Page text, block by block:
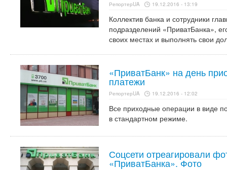
РепортерUA 19.12.2016 - 13:19
Коллектив банка и сотрудники
подразделений «ПриватБанка»,
своих местах и выполнять свои
«ПриватБанк» на день
платежи
РепортерUA 19.12.2016 - 12:02
Все приходные операции в виде
в стандартном режиме.
Соцсети отреагировали
«ПриватБанка». Фото